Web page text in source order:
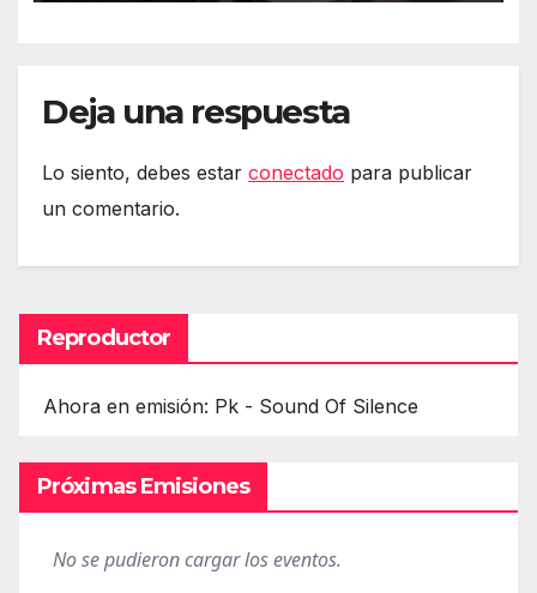
isuna Temuri
Deja una respuesta
Lo siento, debes estar conectado para publicar
un comentario.
Reproductor
Ahora en emisión: Pk - Sound Of Silence
Próximas Emisiones